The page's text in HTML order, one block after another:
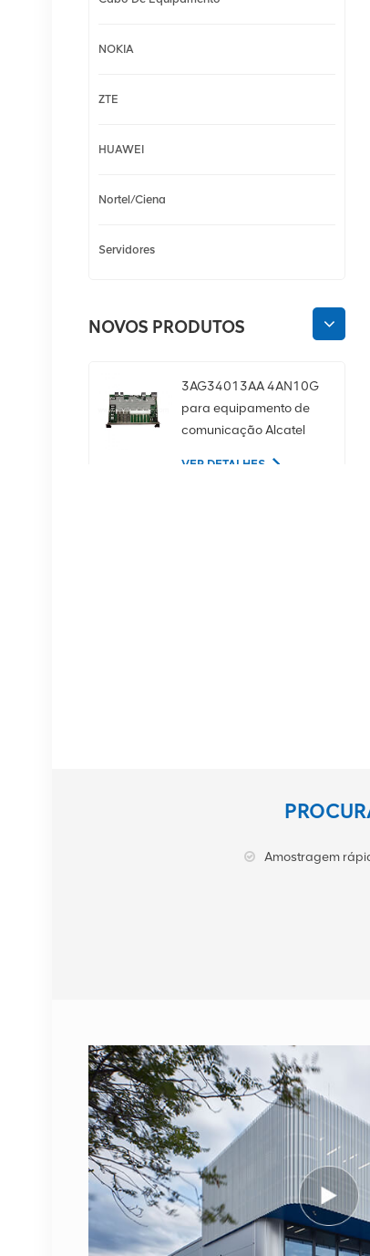
NOKIA
ZTE
HUAWEI
Nortel/Ciena
Servidores
NOVOS PRODUTOS
3AG34013AA 4AN10G
para equipamento de
comunicação Alcatel
VER DETALHES
AHEGC 474914A
1662SMC 3AL98324AA
SYNTH4V2 para
equipamentos de
comunicação Alcatel
Lucent
VER DETALHES
ERICSSON 2212 B31
KRC 161 893/1
Unidade de rádio
Amostragem